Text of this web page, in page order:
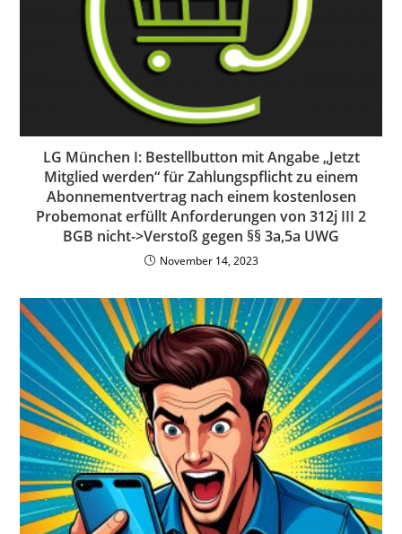
LG München I: Bestellbutton mit Angabe „Jetzt
Mitglied werden“ für Zahlungspflicht zu einem
Abonnementvertrag nach einem kostenlosen
Probemonat erfüllt Anforderungen von 312j III 2
BGB nicht->Verstoß gegen §§ 3a,5a UWG
November 14, 2023